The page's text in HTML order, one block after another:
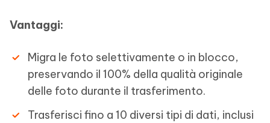
Vantaggi:
Migra le foto selettivamente o in blocco,
preservando il 100% della qualità originale
delle foto durante il trasferimento.
Trasferisci fino a 10 diversi tipi di dati, inclusi